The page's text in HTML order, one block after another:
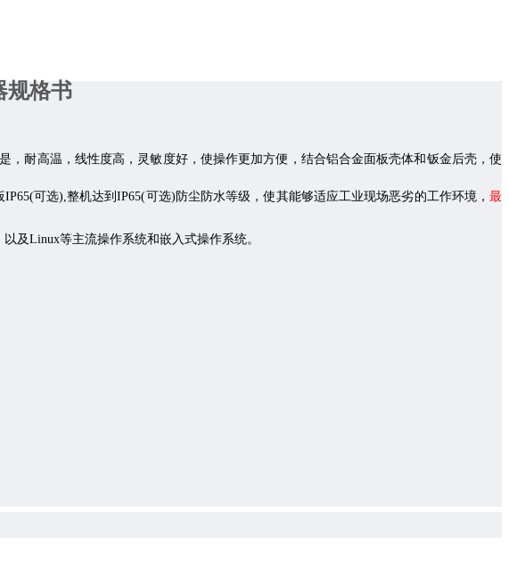
规格书
，耐高温，线性度高，灵敏度好，使操作更加方便，结合铝合金面板壳体和钣金后壳，使
IP65(可选), 整机达到IP65(可选) 防尘防水等级，使其能够适应工业现场恶劣的工作环境，最
以及Linux等主流操作系统和嵌入式操作系统。